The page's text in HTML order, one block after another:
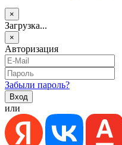
×
Загрузка...
×
Авторизация
Забыли пароль?
или